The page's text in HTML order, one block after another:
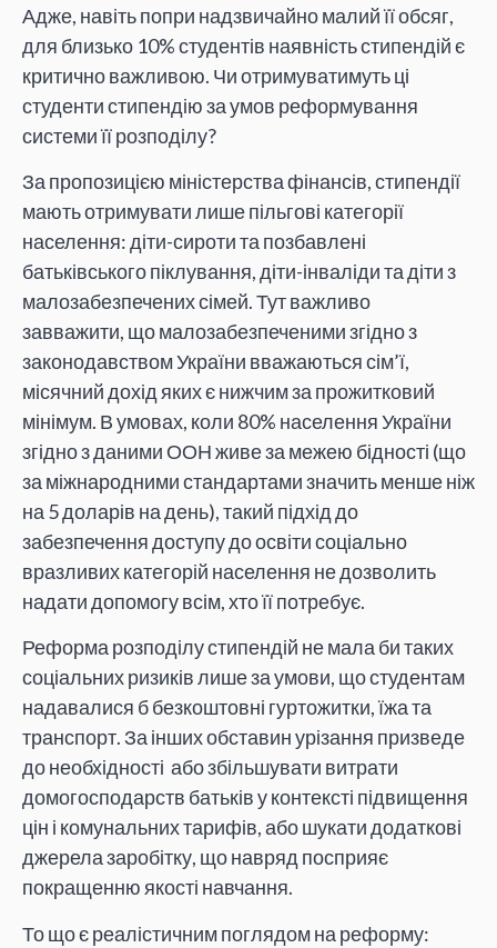
Адже, навіть попри надзвичайно малий її обсяг,
для близько 10% студентів наявність стипендій є
критично важливою. Чи отримуватимуть ці
студенти стипендію за умов реформування
системи її розподілу?
За пропозицією міністерства фінансів, стипендії
мають отримувати лише пільгові категорії
населення: діти-сироти та позбавлені
батьківського піклування, діти-інваліди та діти з
малозабезпечених сімей. Тут важливо
завважити, що малозабезпеченими згідно з
законодавством України вважаються сім’ї,
місячний дохід яких є нижчим за прожитковий
мінімум. В умовах, коли 80% населення України
згідно з даними ООН живе за межею бідності (що
за міжнародними стандартами значить менше ніж
на 5 доларів на день), такий підхід до
забезпечення доступу до освіти соціально
вразливих категорій населення не дозволить
надати допомогу всім, хто її потребує.
Реформа розподілу стипендій не мала би таких
соціальних ризиків лише за умови, що студентам
надавалися б безкоштовні гуртожитки, їжа та
транспорт. За інших обставин урізання призведе
до необхідності або збільшувати витрати
домогосподарств батьків у контексті підвищення
цін і комунальних тарифів, або шукати додаткові
джерела заробітку, що навряд посприяє
покращенню якості навчання.
То що є реалістичним поглядом на реформу: